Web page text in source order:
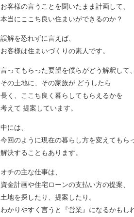
お客様の言うことを聞いたまま計画して、
本当にここち良い住まいができるのか？
誤解を恐れずに言えば、
お客様は住まいづくりの素人です。
言ってもらった要望を僕らがどう解釈して、
その土地に、その家族が どうしたら
長く、ここち良く暮らしてもらえるかを
考えて 提案しています。
中には、
今回のように現在の暮らし方を変えてもら
解決することもあります。
オチの主な仕事は、
資金計画や住宅ローンの支払い方の提案、
土地を探したり、提案したり。
わかりやすく言うと『営業』になるかもし